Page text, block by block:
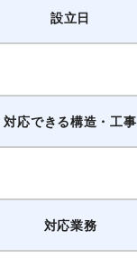
設立日
対応できる構造・工事
対応業務